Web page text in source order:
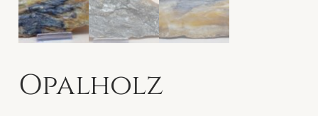
Opalholz